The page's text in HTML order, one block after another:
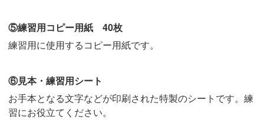
⑤練習用コピー用紙 40枚
練習用に使用するコピー用紙です。
⑥見本・練習用シート
お手本となる文字などが印刷された特製のシートです。練
習にお役立てください。